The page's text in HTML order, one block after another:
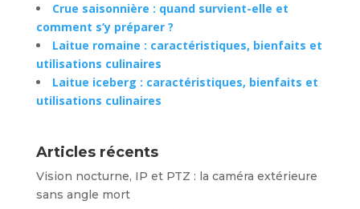
Crue saisonnière : quand survient-elle et
comment s’y préparer ?
Laitue romaine : caractéristiques, bienfaits et
utilisations culinaires
Laitue iceberg : caractéristiques, bienfaits et
utilisations culinaires
Articles récents
Vision nocturne, IP et PTZ : la caméra extérieure
sans angle mort